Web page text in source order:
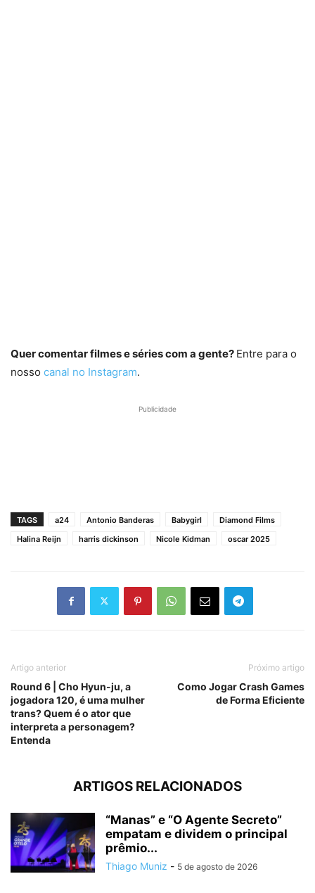
Quer comentar filmes e séries com a gente? Entre para o
nosso canal no Instagram.
Publicidade
TAGS a24 Antonio Banderas Babygirl
Diamond Films
Halina Reijn
harris dickinson Nicole Kidman oscar 2025
Artigo anterior
Round 6 | Cho Hyun-ju, a
jogadora 120, é uma mulher
trans? Quem é o ator que
interpreta a personagem?
Entenda
Próximo artigo
Como Jogar Crash Games
de Forma Eficiente
ARTIGOS RELACIONADOS
“Manas” e “O Agente Secreto”
empatam e dividem o principal
prêmio...
Thiago Muniz - 5 de agosto de 2026